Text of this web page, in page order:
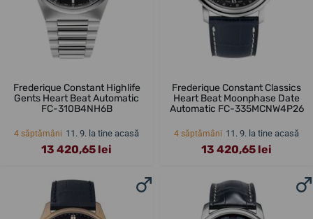
Frederique Constant Highlife
Gents Heart Beat Automatic
FC-310B4NH6B
4 săptămâni 11. 9. la tine acasă
13 420,65 lei
Frederique Constant Classics
Heart Beat Moonphase Date
Automatic FC-335MCNW4P26
4 săptămâni 11. 9. la tine acasă
13 420,65 lei